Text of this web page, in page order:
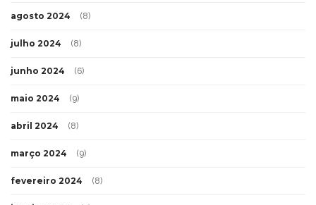
agosto 2024 (8)
julho 2024 (8)
junho 2024 (6)
maio 2024 (9)
abril 2024 (8)
março 2024 (9)
fevereiro 2024 (8)